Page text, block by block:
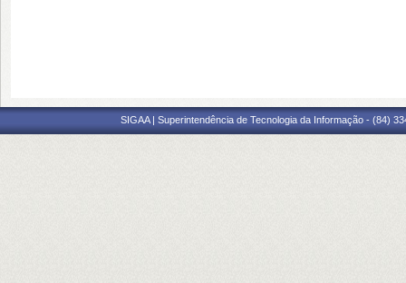
SIGAA | Superintendência de Tecnologia da Informação - (84)